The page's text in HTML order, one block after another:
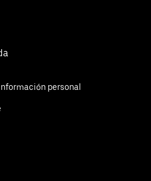
personal